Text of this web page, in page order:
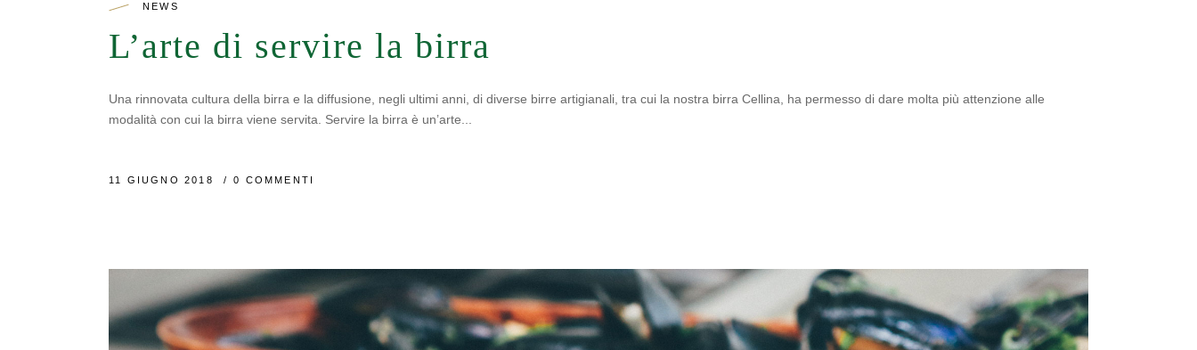
NEWS
L’arte di servire la birra
Una rinnovata cultura della birra e la diffusione, negli ultimi anni, di diverse birre artigianali, tra cui la nostra birra Cellina, ha permesso di dare molta più attenzione alle
modalità con cui la birra viene servita. Servire la birra è un’arte
11 GIUGNO 2018 0 COMMENTI